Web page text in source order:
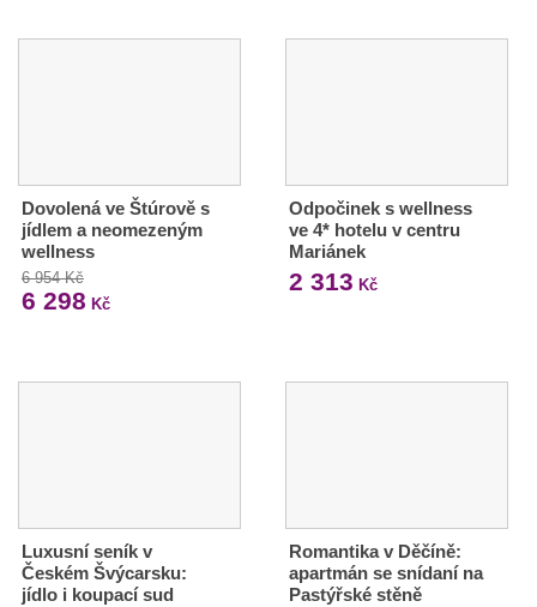
Dovolená ve Štúrově s
jídlem a neomezeným
wellness
6 954 Kč
6 298 Kč
Odpočinek s wellness
ve 4* hotelu v centru
Mariánek
2 313 Kč
Luxusní seník v
Českém Švýcarsku:
jídlo i koupací sud
Romantika v Děčíně:
apartmán se snídaní na
Pastýřské stěně